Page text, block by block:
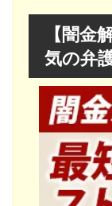
【闇金
気の弁